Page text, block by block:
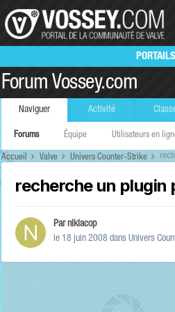
Forum Vossey.com
Naviguer
Forums Équipe Utilisateurs en
Activité
Accueil Valve Univers Counter-Strike
recherche un plugin
Parniklacop
le 18 juin 2008 dans Univers